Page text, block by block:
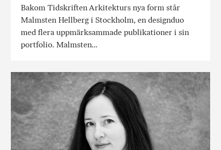
Bakom Tidskriften Arkitekturs nya form står
Malmsten Hellberg i Stockholm, en designduo
med flera uppmärksammade publikationer i sin
portfolio. Malmsten…